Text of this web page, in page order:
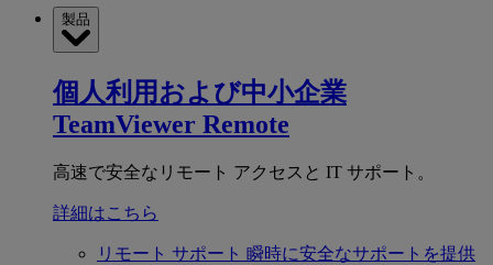
製品
個人利用および中小企業
TeamViewer Remote
高速で安全なリモート アクセスと IT サポート。
詳細はこちら
リモート サポート 瞬時に安全なサポートを提供